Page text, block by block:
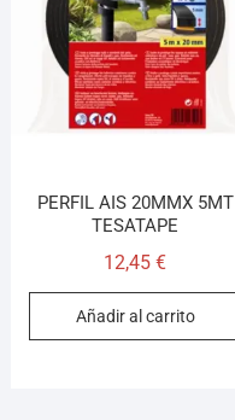
PERFIL AIS 20MMX 5MT
TESATAPE
12,45€
Añadir al carrito